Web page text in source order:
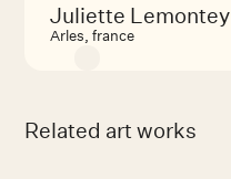
Juliette Lemontey
Arles, france
Related art works